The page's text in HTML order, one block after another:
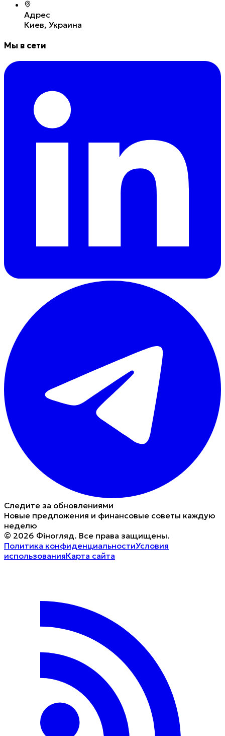
Адрес
Киев, Украина
Мы в сети
Следите за обновлениями
Новые предложения и финансовые советы каждую
неделю
© 2026 Фіногляд. Все права защищены.
Политика конфиденциальностиУсловия
использованияКарта сайта